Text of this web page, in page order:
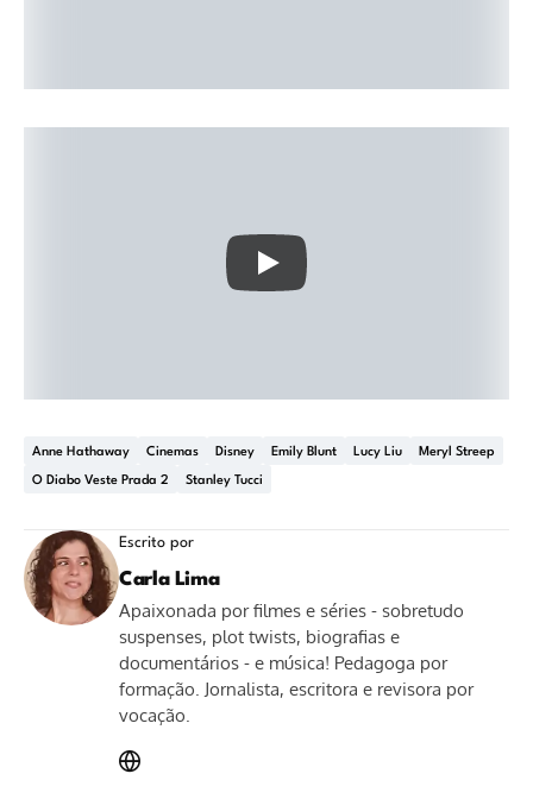
Anne Hathaway Cinemas Disney Emily Blunt Lucy Liu Meryl Streep
O Diabo Veste Prada 2 Stanley Tucci
Escrito por
Carla Lima
Apaixonada por filmes e séries - sobretudo
suspenses, plot twists, biografias e
documentários - e música! Pedagoga por
formação. Jornalista, escritora e revisora por
vocação.